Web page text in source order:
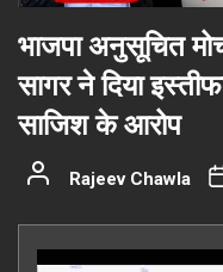
भाजपा अनुसूचित
सागर ने दिया
साजिश के आरोप
Rajeev Chawla